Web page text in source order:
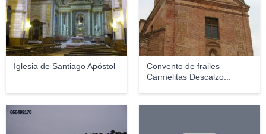
Iglesia de Santiago Apóstol
Convento de frailes
Carmelitas Descalzo...
666499170